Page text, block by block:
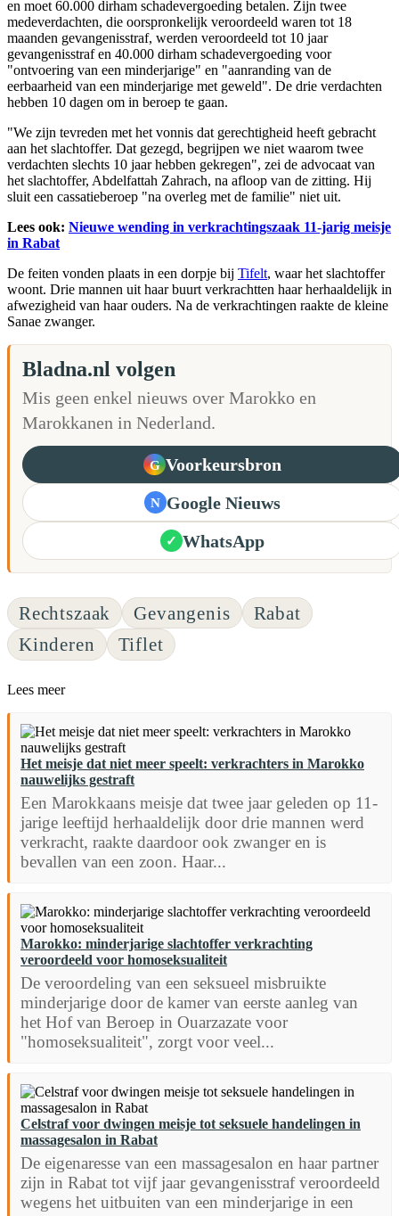
en moet 60.000 dirham schadevergoeding betalen. Zijn twee
medeverdachten, die oorspronkelijk veroordeeld waren tot 18
maanden gevangenisstraf, werden veroordeeld tot 10 jaar
gevangenisstraf en 40.000 dirham schadevergoeding voor
"ontvoering van een minderjarige" en "aanranding van de
eerbaarheid van een minderjarige met geweld". De drie verdachten
hebben 10 dagen om in beroep te gaan.
"We zijn tevreden met het vonnis dat gerechtigheid heeft gebracht
aan het slachtoffer. Dat gezegd, begrijpen we niet waarom twee
verdachten slechts 10 jaar hebben gekregen", zei de advocaat van
het slachtoffer, Abdelfattah Zahrach, na afloop van de zitting. Hij
sluit een cassatieberoep "na overleg met de familie" niet uit.
Lees ook: Nieuwe wending in verkrachtingszaak 11-jarig meisje
in Rabat
De feiten vonden plaats in een dorpje bij Tifelt, waar het slachtoffer
woont. Drie mannen uit haar buurt verkrachtten haar herhaaldelijk in
afwezigheid van haar ouders. Na de verkrachtingen raakte de kleine
Sanae zwanger.
Bladna.nl volgen
Mis geen enkel nieuws over Marokko en
Marokkanen in Nederland.
G Voorkeursbron
N Google Nieuws
✓ WhatsApp
Rechtszaak Gevangenis
Rabat
Kinderen
Tiflet
Lees meer
Het meisje dat niet meer speelt: verkrachters in Marokko
nauwelijks gestraft
Een Marokkaans meisje dat twee jaar geleden op 11-
jarige leeftijd herhaaldelijk door drie mannen werd
verkracht, raakte daardoor ook zwanger en is
bevallen van een zoon. Haar...
Marokko: minderjarige slachtoffer verkrachting
veroordeeld voor homoseksualiteit
De veroordeling van een seksueel misbruikte
minderjarige door de kamer van eerste aanleg van
het Hof van Beroep in Ouarzazate voor
"homoseksualiteit", zorgt voor veel...
Celstraf voor dwingen meisje tot seksuele handelingen in
massagesalon in Rabat
De eigenaresse van een massagesalon en haar partner
zijn in Rabat tot vijf jaar gevangenisstraf veroordeeld
wegens het uitbuiten van een minderjarige in een